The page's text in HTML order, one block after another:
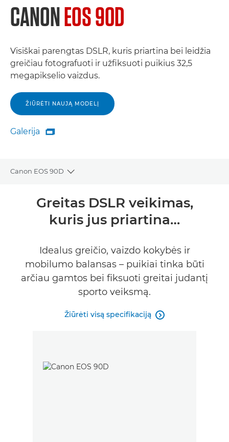
CANONEOS 90D
Visiškai parengtas DSLR, kuris priartina bei leidžia
greičiau fotografuoti ir užfiksuoti puikius 32,5
megapikselio vaizdus.
ŽIŪRĖTI NAUJĄ MODELĮ
Galerija
Galerija

Canon EOS 90D
Toggle breadcrumbs
Bendrieji duomenys
Specifikacijos
Palaikymas
Greitas DSLR veikimas,
kuris jus priartina…
Idealus greičio, vaizdo kokybės ir
mobilumo balansas – puikiai tinka būti
arčiau gamtos bei fiksuoti greitai judantį
sporto veiksmą.
Žiūrėti visą specifikaciją 